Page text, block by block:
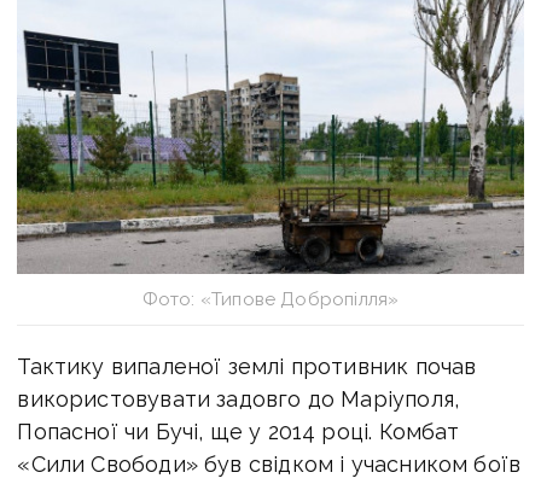
Фото: «Типове Добропілля»
Тактику випаленої землі противник почав
використовувати задовго до Маріуполя,
Попасної чи Бучі, ще у 2014 році. Комбат
«Сили Свободи» був свідком і учасником боїв